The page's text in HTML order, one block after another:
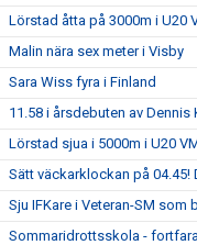
Lörstad åtta på 3000m i U20
Malin nära sex meter i Visby
Sara Wiss fyra i Finland
11.58 i årsdebuten av Dennis
Lörstad sjua i 5000m i U20
Sätt väckarklockan på 04.45!
Sju IFKare i Veteran-SM som
Sommaridrottsskola -